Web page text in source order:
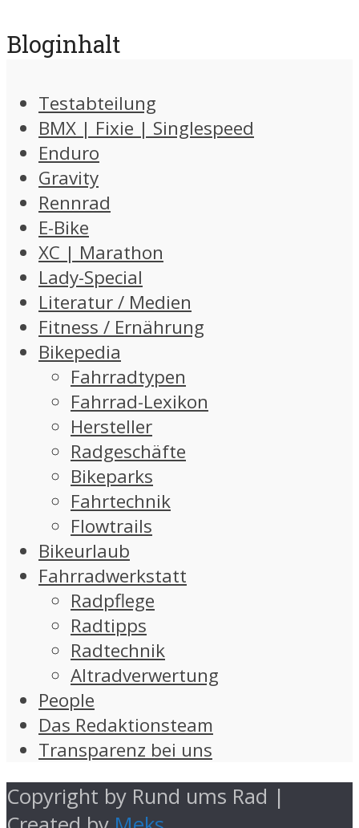
Bloginhalt
Testabteilung
BMX | Fixie | Singlespeed
Enduro
Gravity
Rennrad
E-Bike
XC | Marathon
Lady-Special
Literatur / Medien
Fitness / Ernährung
Bikepedia
Fahrradtypen
Fahrrad-Lexikon
Hersteller
Radgeschäfte
Bikeparks
Fahrtechnik
Flowtrails
Bikeurlaub
Fahrradwerkstatt
Radpflege
Radtipps
Radtechnik
Altradverwertung
People
Das Redaktionsteam
Transparenz bei uns
Copyright by Rund ums Rad |